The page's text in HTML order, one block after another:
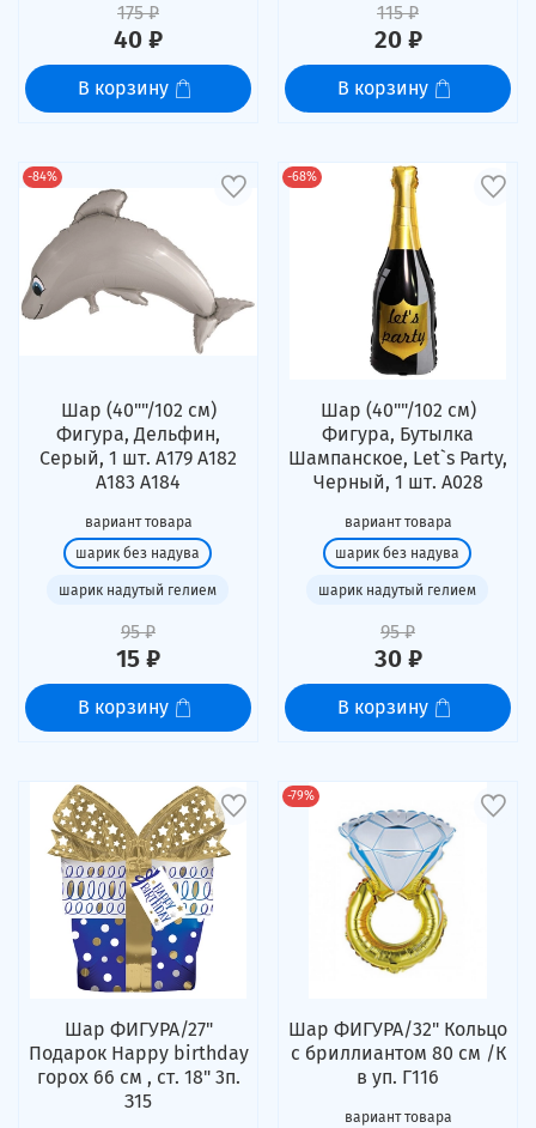
175 ₽
40 ₽
В корзину
115 ₽
20 ₽
В корзину
-84%
Шар (40""/102 см)
Фигура, Дельфин,
Серый, 1 шт. А179 А182
А183 А184
вариант товара
шарик без надува
шарик надутый гелием
95 ₽
15 ₽
В корзину
-68%
Шар (40""/102 см)
Фигура, Бутылка
Шампанское, Let`s Party,
Черный, 1 шт. А028
вариант товара
шарик без надува
шарик надутый гелием
95 ₽
30 ₽
В корзину
Шар ФИГУРА/27"
Подарок Happy birthday
горох 66 см , ст. 18" 3п.
З15
-79%
Шар ФИГУРА/32" Кольцо
с бриллиантом 80 см /К
в уп. Г116
вариант товара